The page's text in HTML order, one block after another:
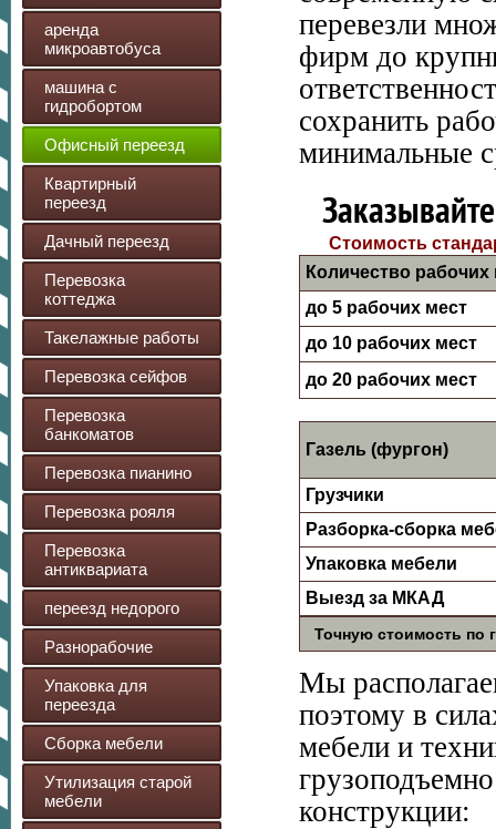
перевезли
фирм до
сохранить
минимальные
Стоимость
Количество рабочих
до 5 рабочих мест
до 10 рабочих мест
до 20 рабочих мест
Газель (фургон)
Грузчики
Разборка-сборка
Упаковка мебели
Выезд за МКАД
Точную стоимость по
Мы
поэтому в
мебели и
конструкции:
аренда
микроавтобуса
машина с
гидробортом
Офисный переезд
Квартирный
переезд
Дачный переезд
Перевозка
коттеджа
Такелажные работы
Перевозка сейфов
Перевозка
банкоматов
Перевозка пианино
Перевозка рояля
Перевозка
антиквариата
переезд недорого
Разнорабочие
Упаковка для
переезда
Сборка мебели
Утилизация старой
мебели